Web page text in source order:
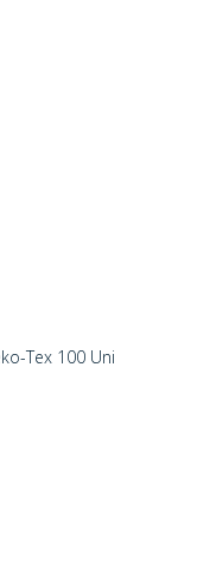
Tex 100 Uni